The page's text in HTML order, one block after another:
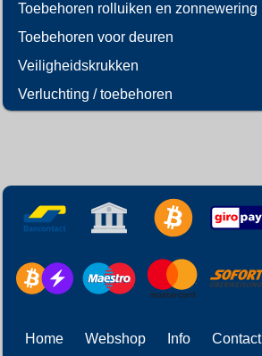
Toebehoren rolluiken en zonnewering
Toebehoren voor deuren
Veiligheidskrukken
Verluchting / toebehoren
Home Webshop Info Contact